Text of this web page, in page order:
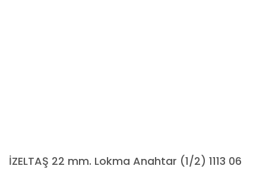
İZELTAŞ 22 mm. Lokma Anahtar (1/2) 1113 06